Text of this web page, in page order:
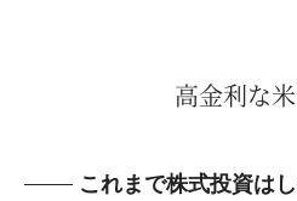
高金利な
これまで株式投資は